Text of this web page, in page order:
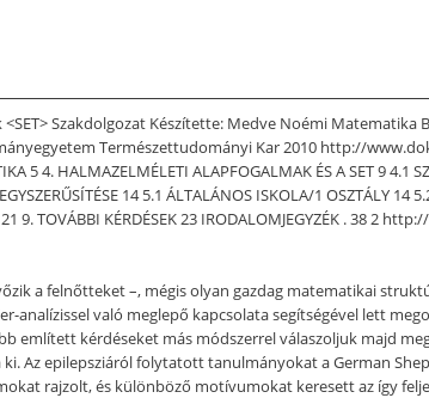
Szakdolgozat Készítette: Medve Noémi
Természettudományi Kar 2010 http://
5 4. HALMAZELMÉLETI ALAPFOGALMAK ÉS A SET 9
14 5.1 ÁLTALÁNOS ISKOLA/1 OSZTÁLY
21 9. TOVÁBBI KÉRDÉSEK 23 IRODALOMJEGYZÉK . 38
a felnőtteket –, mégis olyan gazdag matematikai
analízissel való meglepő kapcsolata segítségével lett
említett kérdéseket más módszerrel válaszoljuk majd
Az epilepsziáról folytatott tanulmányokat a German
rajzolt, és különböző motívumokat keresett az így